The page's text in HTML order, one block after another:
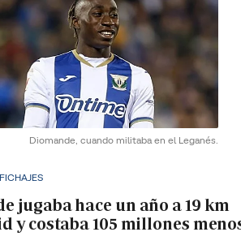
Diomande, cuando militaba en el Leganés.
jugaba hace un año a 19 km
y costaba 105 millones